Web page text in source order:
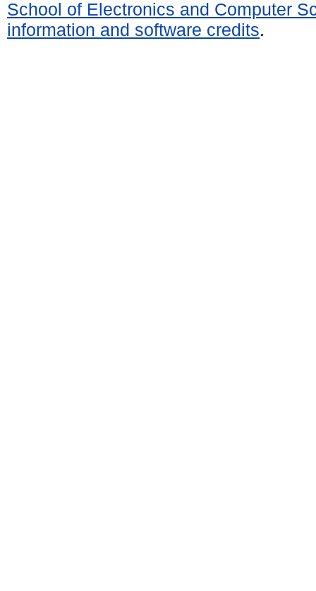
School of Electronics and Computer
information and software credits.